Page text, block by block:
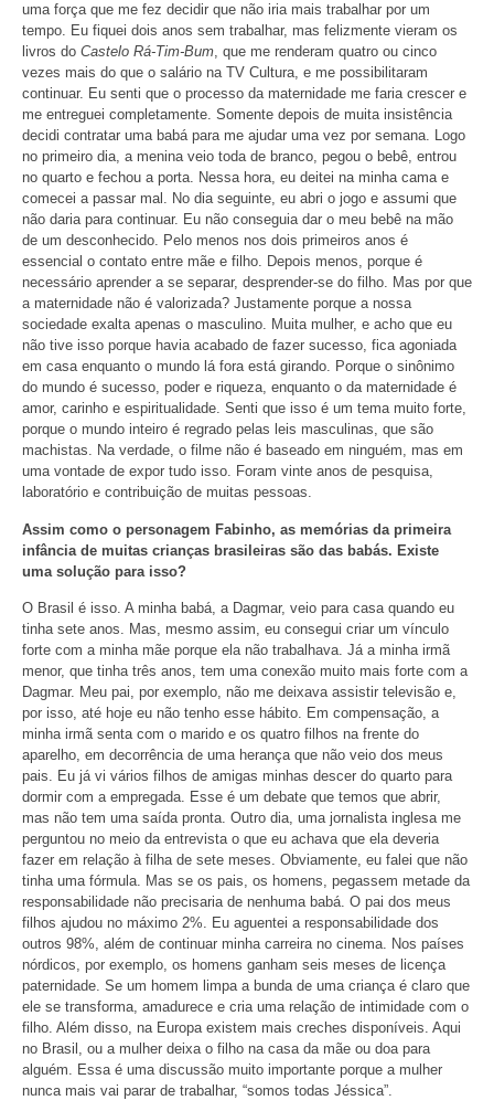
uma força que me fez decidir que não iria mais trabalhar por um
tempo. Eu fiquei dois anos sem trabalhar, mas felizmente vieram os
livros do Castelo Rá-Tim-Bum, que me renderam quatro ou cinco
vezes mais do que o salário na TV Cultura, e me possibilitaram
continuar. Eu senti que o processo da maternidade me faria crescer e
me entreguei completamente. Somente depois de muita insistência
decidi contratar uma babá para me ajudar uma vez por semana. Logo
no primeiro dia, a menina veio toda de branco, pegou o bebê, entrou
no quarto e fechou a porta. Nessa hora, eu deitei na minha cama e
comecei a passar mal. No dia seguinte, eu abri o jogo e assumi que
não daria para continuar. Eu não conseguia dar o meu bebê na mão
de um desconhecido. Pelo menos nos dois primeiros anos é
essencial o contato entre mãe e filho. Depois menos, porque é
necessário aprender a se separar, desprender-se do filho. Mas por que
a maternidade não é valorizada? Justamente porque a nossa
sociedade exalta apenas o masculino. Muita mulher, e acho que eu
não tive isso porque havia acabado de fazer sucesso, fica agoniada
em casa enquanto o mundo lá fora está girando. Porque o sinônimo
do mundo é sucesso, poder e riqueza, enquanto o da maternidade é
amor, carinho e espiritualidade. Senti que isso é um tema muito forte,
porque o mundo inteiro é regrado pelas leis masculinas, que são
machistas. Na verdade, o filme não é baseado em ninguém, mas em
uma vontade de expor tudo isso. Foram vinte anos de pesquisa,
laboratório e contribuição de muitas pessoas.
Assim como o personagem Fabinho, as memórias da primeira
infância de muitas crianças brasileiras são das babás. Existe
uma solução para isso?
O Brasil é isso. A minha babá, a Dagmar, veio para casa quando eu
tinha sete anos. Mas, mesmo assim, eu consegui criar um vínculo
forte com a minha mãe porque ela não trabalhava. Já a minha irmã
menor, que tinha três anos, tem uma conexão muito mais forte com a
Dagmar. Meu pai, por exemplo, não me deixava assistir televisão e,
por isso, até hoje eu não tenho esse hábito. Em compensação, a
minha irmã senta com o marido e os quatro filhos na frente do
aparelho, em decorrência de uma herança que não veio dos meus
pais. Eu já vi vários filhos de amigas minhas descer do quarto para
dormir com a empregada. Esse é um debate que temos que abrir,
mas não tem uma saída pronta. Outro dia, uma jornalista inglesa me
perguntou no meio da entrevista o que eu achava que ela deveria
fazer em relação à filha de sete meses. Obviamente, eu falei que não
tinha uma fórmula. Mas se os pais, os homens, pegassem metade da
responsabilidade não precisaria de nenhuma babá. O pai dos meus
filhos ajudou no máximo 2%. Eu aguentei a responsabilidade dos
outros 98%, além de continuar minha carreira no cinema. Nos países
nórdicos, por exemplo, os homens ganham seis meses de licença
paternidade. Se um homem limpa a bunda de uma criança é claro que
ele se transforma, amadurece e cria uma relação de intimidade com o
filho. Além disso, na Europa existem mais creches disponíveis. Aqui
no Brasil, ou a mulher deixa o filho na casa da mãe ou doa para
alguém. Essa é uma discussão muito importante porque a mulher
nunca mais vai parar de trabalhar, “somos todas Jéssica”.